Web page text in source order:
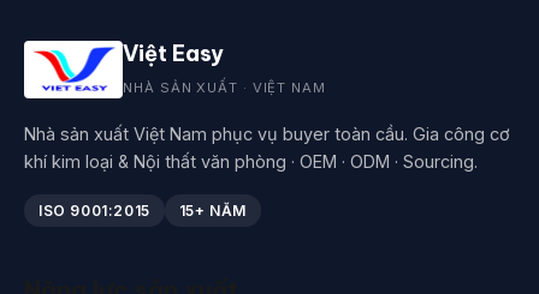
Việt Easy
NHÀ SẢN XUẤT · VIỆT NAM
Nhà sản xuất Việt Nam phục vụ buyer toàn cầu. Gia công cơ
khí kim loại & Nội thất văn phòng · OEM · ODM · Sourcing.
ISO 9001:2015 15+ NĂM